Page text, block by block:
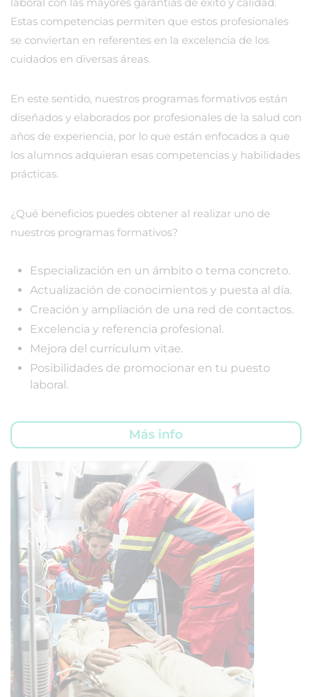
Estas competencias permiten que estos profesionales
se conviertan en referentes en la excelencia de los
cuidados en diversas áreas.
En este sentido, nuestros programas formativos están
diseñados y elaborados por profesionales de la salud con
años de experiencia, por lo que están enfocados a que
los alumnos adquieran esas competencias y habilidades
prácticas.
¿Qué beneficios puedes obtener al realizar uno de
nuestros programas formativos?
Especialización en un ámbito o tema concreto.
Actualización de conocimientos y puesta al día.
Creación y ampliación de una red de contactos.
Excelencia y referencia profesional.
Mejora del currículum vitae.
Posibilidades de promocionar en tu puesto
laboral.
Más info